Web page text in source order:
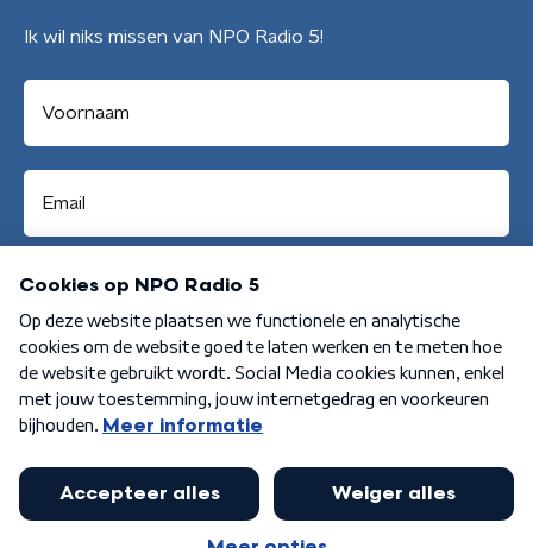
Ik wil niks missen van NPO Radio 5!
Aanmelden
Algemene voorwaarden